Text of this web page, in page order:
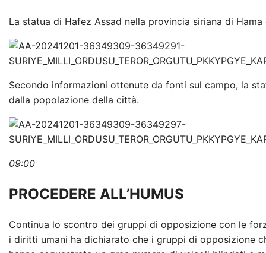
La statua di Hafez Assad nella provincia siriana di
Secondo informazioni ottenute da fonti sul campo, la
dalla popolazione della città.
09:00
PROCEDERE ALL’HUMUS
Continua lo scontro dei gruppi di opposizione con le
i diritti umani ha dichiarato che i gruppi di opposizione